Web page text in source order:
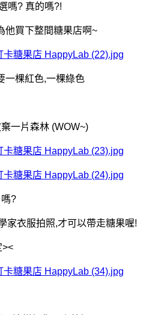
嗎? 真的嗎?!
他買下整間糖果店啊~
一棵紅色,一棵綠色
一片森林 (WOW~)
?
家衣服拍照,才可以帶走糖果喔!
><